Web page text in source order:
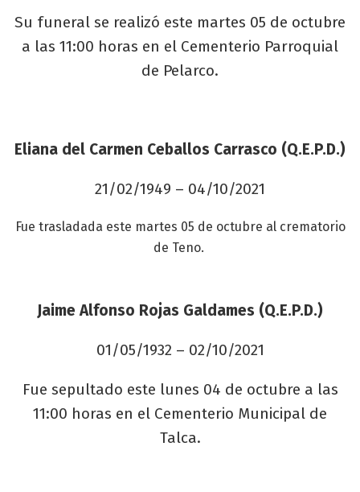
Su funeral se realizó este martes 05 de octubre
a las 11:00 horas en el Cementerio Parroquial
de Pelarco.
Eliana del Carmen Ceballos Carrasco (Q.E.P.D.)
21/02/1949 – 04/10/2021
Fue trasladada este martes 05 de octubre al crematorio
de Teno.
Jaime Alfonso Rojas Galdames (Q.E.P.D.)
01/05/1932 – 02/10/2021
Fue sepultado este lunes 04 de octubre a las
11:00 horas en el Cementerio Municipal de
Talca.